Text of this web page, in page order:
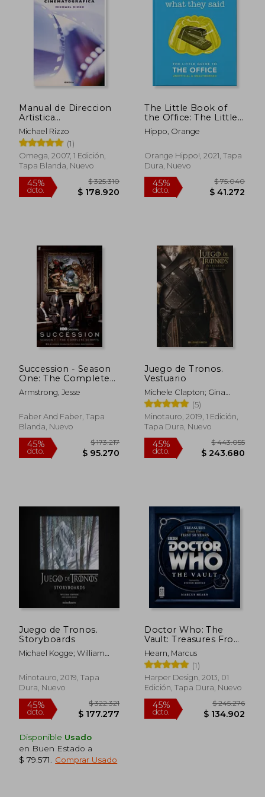
$ 123.077 dcto. $
dcto.
$ 109.337
dcto.
Manual de Direccion
Artistica
Cinematografica
Michael Rizzo
(1)
Omega, 2007, 1 Edición,
Tapa Blanda, Nuevo
45%
dcto. $ 178.920
The Little Book of
the Office: The Little
Guide to the Office
(en Inglés)
Hippo, Orange
Orange Hippo!, 2021, Tapa
Dura, Nuevo
45%
dcto. $
Succession - Season
One: The Complete
Scripts (en Inglés)
Armstrong, Jesse
Faber And Faber, Tapa
Blanda, Nuevo
Juego de Tronos.
Vestuario
Michele Clapton; Gina
Mcintyre
(5)
Minotauro, 2019, 1 Edición,
Tapa Dura, Nuevo
Juego de Tronos.
Storyboards
Michael Kogge; William
Minotauro, 2019, Tapa
Dura, Nuevo
Disponible Usado
en Buen Estado a
$ 79.571
Comprar Usado
Doctor Who: The
Vault: Treasures From
the First 50 Years (en
Inglés)
Hearn, Marcus
(1)
Harper Design, 2013, 01
Edición, Tapa Dura, Nuevo